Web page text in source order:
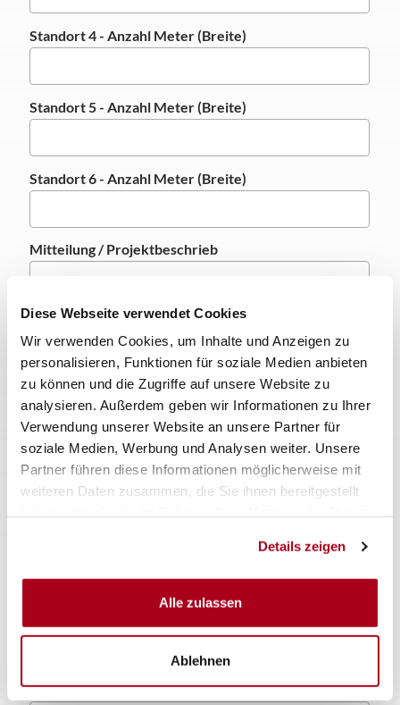
Diese Webseite verwendet Cookies
Wir verwenden Cookies, um Inhalte und Anzeigen zu
personalisieren, Funktionen für soziale Medien anbieten
zu können und die Zugriffe auf unsere Website zu
analysieren. Außerdem geben wir Informationen zu Ihrer
Verwendung unserer Website an unsere Partner für
soziale Medien, Werbung und Analysen weiter. Unsere
Partner führen diese Informationen möglicherweise mit
weiteren Daten zusammen, die Sie ihnen bereitgestellt
Details zeigen
Alle zulassen
Ablehnen
Standort 4 - Anzahl Meter (Breite)
Standort 5 - Anzahl Meter (Breite)
Standort 6 - Anzahl Meter (Breite)
Mitteilung / Projektbeschrieb
Upload Plan | Sperrplan | Sicherheitskonzept
Max. Dateigröße: 10 MB.
Anfragesteller (Name Veranstalter, Kommune)*